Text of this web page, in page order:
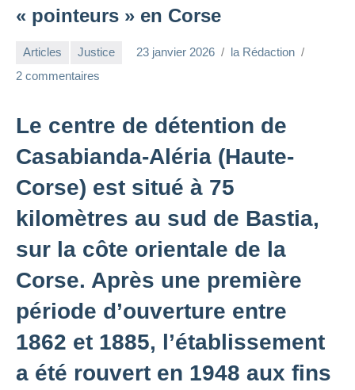
« pointeurs » en Corse
Articles Justice 23 janvier 2026
la Rédaction
2 commentaires
Le centre de détention de
Casabianda-Aléria (Haute-
Corse) est situé à 75
kilomètres au sud de Bastia,
sur la côte orientale de la
Corse. Après une première
période d’ouverture entre
1862 et 1885, l’établissement
a été rouvert en 1948 aux fins